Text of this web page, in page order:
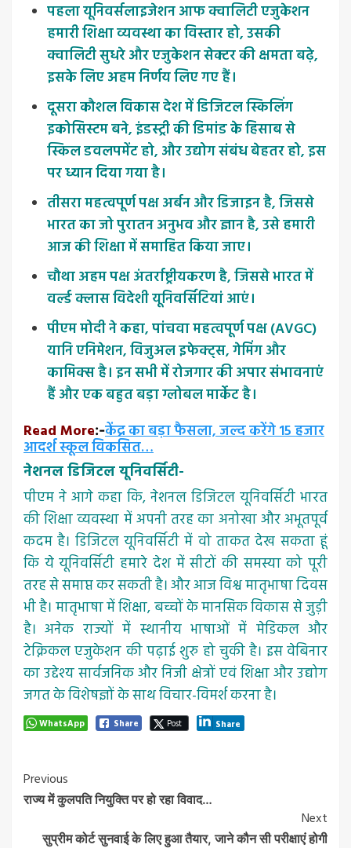
पहला यूनिवर्सलाइजेशन आफ क्वालिटी एजुकेशन
हमारी शिक्षा व्यवस्था का विस्तार हो, उसकी
क्वालिटी सुधरे और एजुकेशन सेक्टर की क्षमता बढ़े,
इसके लिए अहम निर्णय लिए गए हैं।
दूसरा कौशल विकास देश में डिजिटल स्किलिंग
इकोसिस्टम बने, इंडस्ट्री की डिमांड के हिसाब से
स्किल डवलपमेंट हो, और उद्योग संबंध बेहतर हो, इस
पर ध्यान दिया गया है।
तीसरा महत्वपूर्ण पक्ष अर्बन और डिजाइन है, जिससे
भारत का जो पुरातन अनुभव और ज्ञान है, उसे हमारी
आज की शिक्षा में समाहित किया जाए।
चौथा अहम पक्ष अंतर्राष्ट्रीयकरण है, जिससे भारत में
वर्ल्ड क्लास विदेशी यूनिवर्सिटियां आएं।
पीएम मोदी ने कहा, पांचवा महत्वपूर्ण पक्ष (AVGC)
यानि एनिमेशन, विजुअल इफेक्ट्स, गेमिंग और
कामिक्स है। इन सभी में रोजगार की अपार संभावनाएं
हैं और एक बहुत बड़ा ग्लोबल मार्केट है।
Read More:-केंद्र का बड़ा फैसला, जल्द करेंगे 15 हजार
आदर्श स्कूल विकसित…
नेशनल डिजिटल यूनिवर्सिटी-
पीएम ने आगे कहा कि, नेशनल डिजिटल यूनिवर्सिटी भारत
की शिक्षा व्यवस्था में अपनी तरह का अनोखा और अभूतपूर्व
कदम है। डिजिटल यूनिवर्सिटी में वो ताकत देख सकता हूं
कि ये यूनिवर्सिटी हमारे देश में सीटों की समस्या को पूरी
तरह से समाप्त कर सकती है। और आज विश्व मातृभाषा दिवस
भी है। मातृभाषा में शिक्षा, बच्चों के मानसिक विकास से जुड़ी
है। अनेक राज्यों में स्थानीय भाषाओं में मेडिकल और
टेक्निकल एजुकेशन की पढ़ाई शुरु हो चुकी है। इस वेबिनार
का उद्देश्य सार्वजनिक और निजी क्षेत्रों एवं शिक्षा और उद्योग
जगत के विशेषज्ञों के साथ विचार-विमर्श करना है।
WhatsApp Share Post Share
Post
Navigation
Previous
राज्य में कुलपति नियुक्ति पर हो रहा विवाद…
Next
सुप्रीम कोर्ट सुनवाई के लिए हुआ तैयार, जाने कौन सी परीक्षाएं होगी